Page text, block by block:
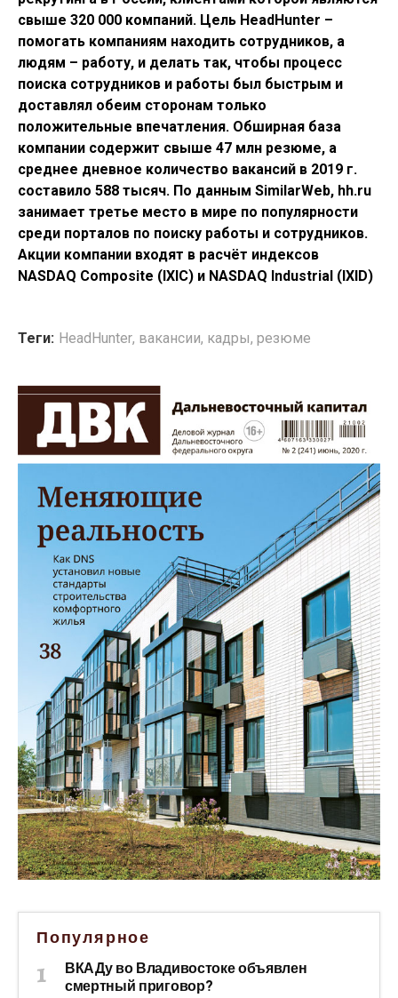
свыше 320 000 компаний. Цель HeadHunter –
помогать компаниям находить сотрудников, а
людям – работу, и делать так, чтобы процесс
поиска сотрудников и работы был быстрым и
доставлял обеим сторонам только
положительные впечатления. Обширная база
компании содержит свыше 47 млн резюме, а
среднее дневное количество вакансий в 2019 г.
составило 588 тысяч. По данным SimilarWeb, hh.ru
занимает третье место в мире по популярности
среди порталов по поиску работы и сотрудников.
Акции компании входят в расчёт индексов
NASDAQ Composite (IXIC) и NASDAQ Industrial (IXID)
Теги: HeadHunter, вакансии, кадры, резюме
Популярное
ВКАДу во Владивостоке объявлен
смертный приговор?